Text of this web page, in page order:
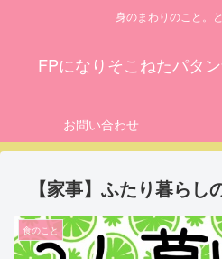
身のまわりのこと。
FPになりそこねたパタ
お問い合わせ
【家事】ふたり暮らし
食のこと